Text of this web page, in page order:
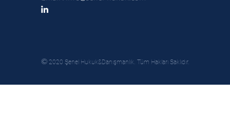
© 2020 Şenel Hukuk&Danışmanlık. Tüm Hakları Saklıdır.